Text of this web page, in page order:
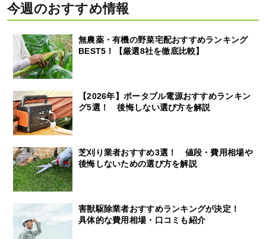
今週のおすすめ情報
無農薬・有機の野菜宅配おすすめランキング
BEST5！【厳選8社を徹底比較】
【2026年】ポータブル電源おすすめランキン
グ5選！ 後悔しない選び方を解説
芝刈り業者おすすめ3選！ 値段・費用相場や
後悔しないための選び方を解説
害獣駆除業者おすすめランキングが決定！
具体的な費用相場・口コミも紹介